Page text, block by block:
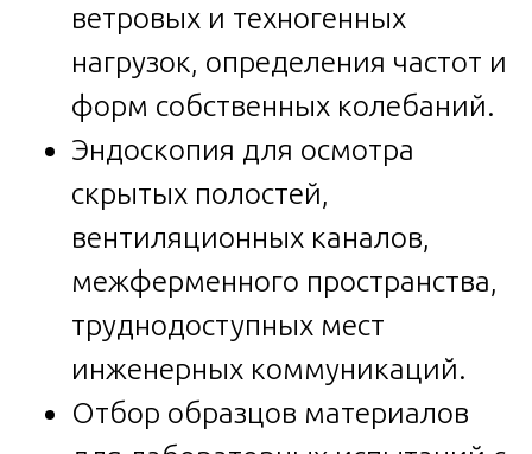
ветровых и техногенных
нагрузок, определения частот и
форм собственных колебаний.
Эндоскопия для осмотра
скрытых полостей,
вентиляционных каналов,
межферменного пространства,
труднодоступных мест
инженерных коммуникаций.
Отбор образцов материалов